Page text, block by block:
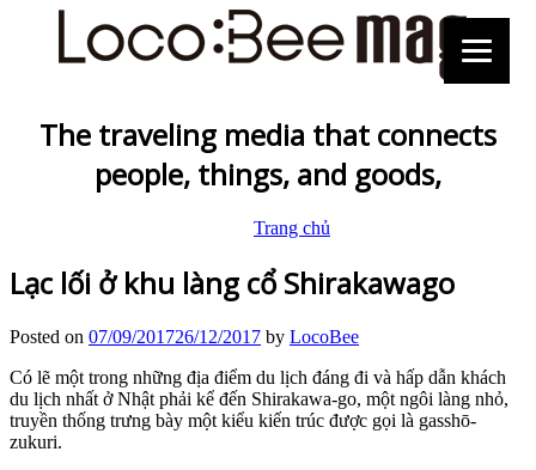
The traveling media that connects
people, things, and goods,
Trang chủ
Lạc lối ở khu làng cổ Shirakawago
Posted on 07/09/201726/12/2017 by LocoBee
Có lẽ một trong những địa điểm du lịch đáng đi và hấp dẫn khách
du lịch nhất ở Nhật phải kể đến Shirakawa-go, một ngôi làng nhỏ,
truyền thống trưng bày một kiểu kiến ​​trúc được gọi là gasshō-
zukuri.